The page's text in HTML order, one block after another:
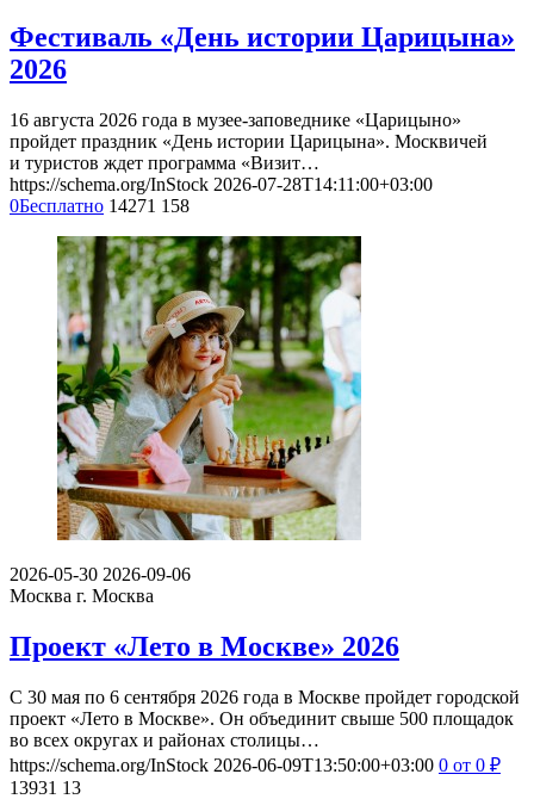
Фестиваль «День истории Царицына»
2026
16 августа 2026 года в музее-заповеднике «Царицыно»
пройдет праздник «День истории Царицына». Москвичей
и туристов ждет программа «Визит…
https://schema.org/InStock 2026-07-28T14:11:00+03:00
0Бесплатно 14271 158
2026-05-30 2026-09-06
Москва г. Москва
Проект «Лето в Москве» 2026
С 30 мая по 6 сентября 2026 года в Москве пройдет городской
проект «Лето в Москве». Он объединит свыше 500 площадок
во всех округах и районах столицы…
https://schema.org/InStock 2026-06-09T13:50:00+03:00 0 от 0 ₽
13931 13